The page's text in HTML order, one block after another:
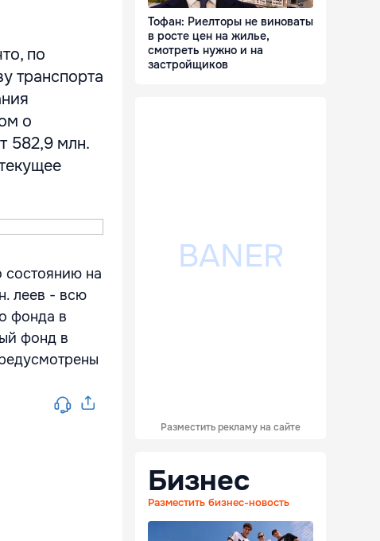
по
транспорта
о
582,9 млн.
состоянию на
леев - всю
фонда в
фонд в
Тофан: Риелторы не виноваты
в росте цен на жилье,
смотреть нужно и на
застройщиков
Разместить рекламу на сайте
Бизнес
Разместить бизнес-новость